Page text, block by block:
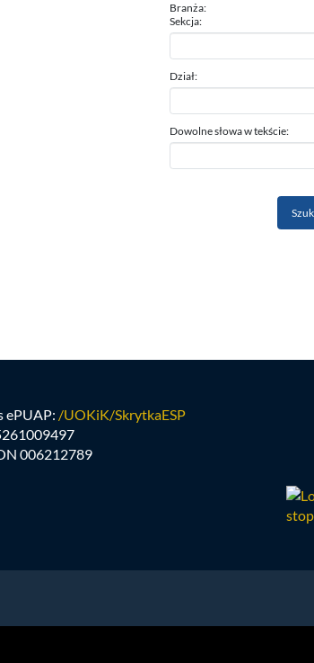
Branża:
Sekcja:
Dział:
Dowolne słowa w tekście:
ePUAP: /UOKiK/SkrytkaESP
006212789